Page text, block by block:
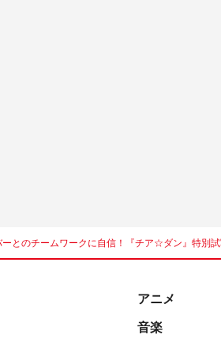
とのチームワークに自信！『チア☆ダン』特別
アニメ
音楽